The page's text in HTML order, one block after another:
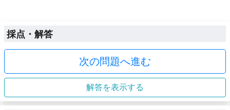
採点・解答
次の問題へ進む
解答を表示する